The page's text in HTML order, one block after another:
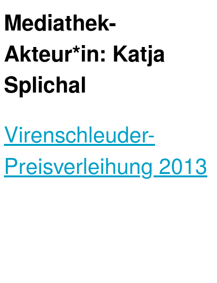
Mediathek-
Akteur*in: Katja
Splichal
Virenschleuder-
Preisverleihung 2013